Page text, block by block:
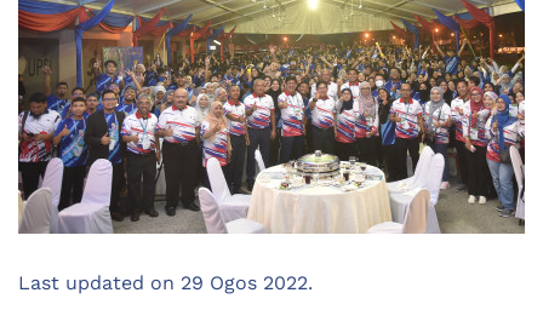
Last updated on 29 Ogos 2022.